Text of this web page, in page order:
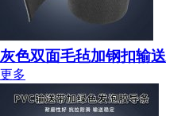
灰色双面毛毡加钢扣输送
更多